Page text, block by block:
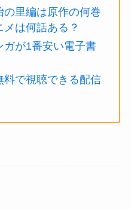
の里編は原作の何巻
は何話ある？
ガが1番安い電子書
料で視聴できる配信